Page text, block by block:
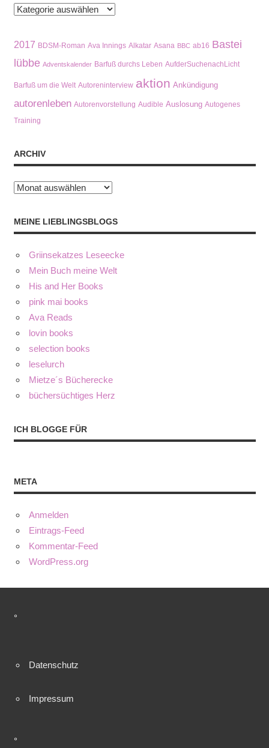
Kategorien
2017 BDSM-Roman Ava Innings Alkatar Asana BBC ab16 Bastei
lübbe Adventskalender Barfuß durchs Leben AufderSuchenachLicht
Barfuß um die Welt Autoreninterview aktion Ankündigung
autorenleben Autorenvorstellung Audible Auslosung Autogenes
Training
ARCHIV
Archiv
MEINE LIEBLINGSBLOGS
Griinsekatzes Leseecke
Mein Buch meine Welt
His and Her Books
pink mai books
Ava Reads
lovin books
selection books
leselurch
Mietze´s Bücherecke
büchersüchtiges Herz
ICH BLOGGE FÜR
META
Anmelden
Eintrags-Feed
Kommentar-Feed
WordPress.org
°
Datenschutz
Impressum
°